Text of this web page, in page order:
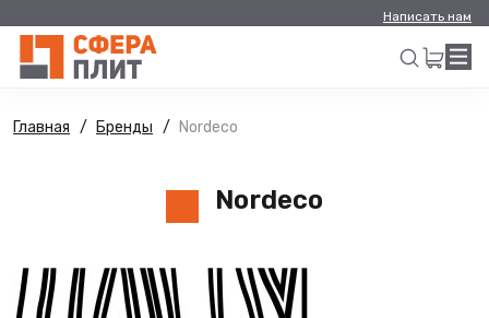
Написать нам
Главная Бренды Nordeco
Nordeco